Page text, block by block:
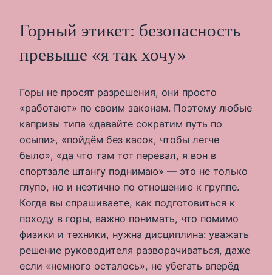
Горный этикет: безопасность
превыше «я так хочу»
Горы не просят разрешения, они просто
«работают» по своим законам. Поэтому любые
капризы типа «давайте сократим путь по
осыпи», «пойдём без касок, чтобы легче
было», «да что там тот перевал, я вон в
спортзале штангу поднимаю» — это не только
глупо, но и неэтично по отношению к группе.
Когда вы спрашиваете, как подготовиться к
походу в горы, важно понимать, что помимо
физики и техники, нужна дисциплина: уважать
решение руководителя разворачиваться, даже
если «немного осталось», не убегать вперёд